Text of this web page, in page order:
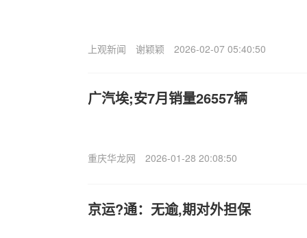
上观新闻 谢颖颖 2026-02-07 05:40:50
广汽埃;安7月销量26557辆
重庆华龙网 2026-01-28 20:08:50
京运?通：无逾,期对外担保